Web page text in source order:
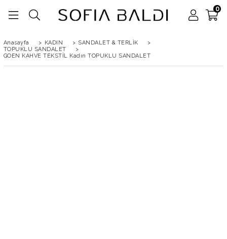
0
Anasayfa > KADIN > SANDALET & TERLİK
>
TOPUKLU SANDALET
>
GOEN KAHVE TEKSTİL Kadın TOPUKLU SANDALET